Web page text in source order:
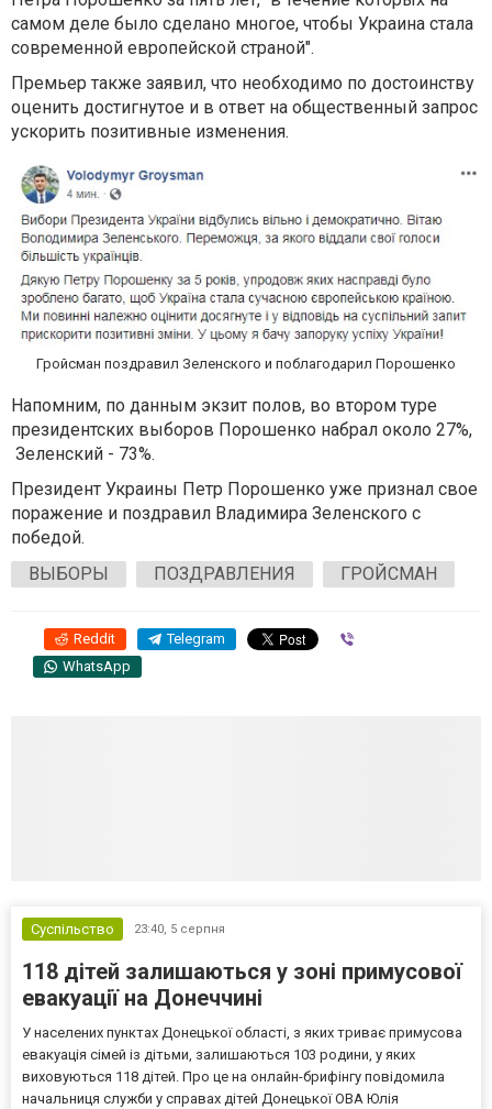
самом деле было сделано многое, чтобы Украина стала
современной европейской страной".
Премьер также заявил, что необходимо по достоинству
оценить достигнутое и в ответ на общественный запрос
ускорить позитивные изменения.
Гройсман поздравил Зеленского и поблагодарил Порошенко
Напомним, по данным экзит полов, во втором туре
президентских выборов Порошенко набрал около 27%,
Зеленский - 73%.
Президент Украины Петр Порошенко уже признал свое
поражение и поздравил Владимира Зеленского с
победой.
ВЫБОРЫ
ПОЗДРАВЛЕНИЯ ГРОЙСМАН
Reddit Telegram
WhatsApp
Суспільство 23:40, 5 серпня
118 дітей залишаються у зоні примусової
евакуації на Донеччині
У населених пунктах Донецької області, з яких триває примусова
евакуація сімей із дітьми, залишаються 103 родини, у яких
виховуються 118 дітей. Про це на онлайн-брифінгу повідомила
начальниця служби у справах дітей Донецької ОВА Юлія